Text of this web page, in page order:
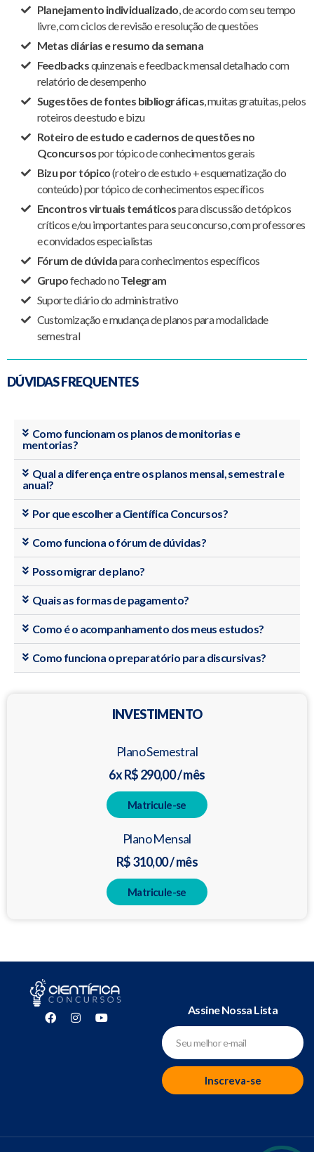
Planejamento individualizado , de acordo com seu tempo
livre, com ciclos de revisão e resolução de questões
Metas diárias e resumo da semana
Feedbacksquinzenais e feedback mensal detalhado com
relatório de desempenho
Sugestões de fontes bibliográficas , muitas gratuitas, pelos
roteiros de estudo e bizu
Roteiro de estudo e cadernos de questões no
Qconcursospor tópico de conhecimentos gerais
Bizu por tópico(roteiro de estudo + esquematização do
conteúdo) por tópico de conhecimentos específicos
Encontros virtuais temáticospara discussão de tópicos
críticos e/ou importantes para seu concurso, com professores
e convidados especialistas
Fórum de dúvidapara conhecimentos específicos
Grupofechado noTelegram
Suporte diário do administrativo
Customização e mudança de planos para modalidade
semestral
DÚVIDAS FREQUENTES
Como funcionam os planos de monitorias e
mentorias?
Qual a diferença entre os planos mensal, semestral e
anual?
Por que escolher a Científica Concursos?
Como funciona o fórum de dúvidas?
Posso migrar de plano?
Quais as formas de pagamento?
Como é o acompanhamento dos meus estudos?
Como funciona o preparatório para discursivas?
INVESTIMENTO
Plano Semestral
6x R$ 290,00 / mês
Matricule-se
Plano Mensal
R$ 310,00 / mês
Matricule-se
Assine Nossa Lista
Inscreva-se